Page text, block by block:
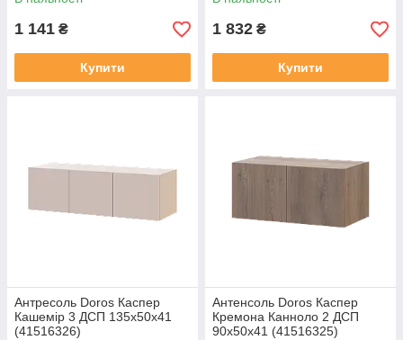
1 141 ₴
Купити
1 832 ₴
Купити
Антресоль Doros Каспер
Кашемір 3 ДСП 135х50х41
(41516326)
Антенсоль Doros Каспер
Кремона Канноло 2 ДСП
90х50х41 (41516325)